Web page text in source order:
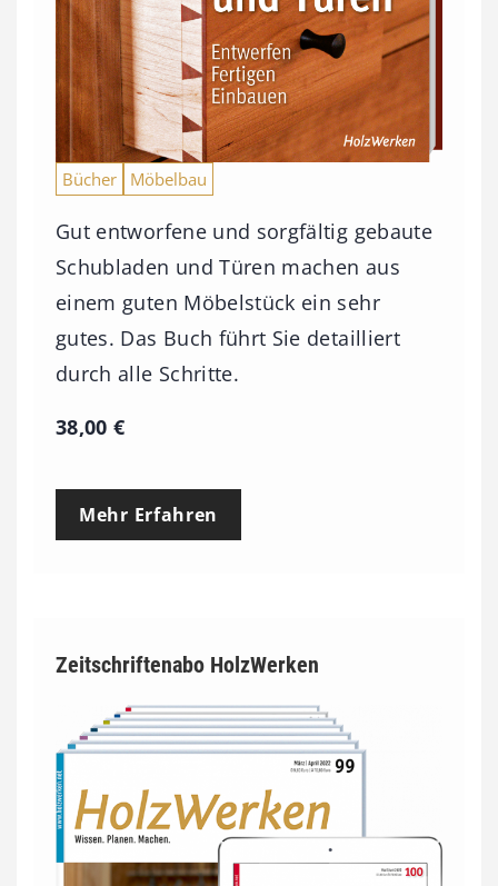
Bücher Möbelbau
Gut entworfene und sorgfältig gebaute
Schubladen und Türen machen aus
einem guten Möbelstück ein sehr
gutes. Das Buch führt Sie detailliert
durch alle Schritte.
38,00€
Mehr Erfahren
Zeitschriftenabo HolzWerken